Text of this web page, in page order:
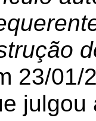
23/01/
julgou